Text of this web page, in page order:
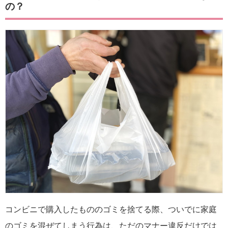
の？
コンビニで購入したもののゴミを捨てる際、ついでに家庭
のゴミを混ぜてしまう行為は、ただのマナー違反だけでは